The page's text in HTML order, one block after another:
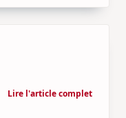
Lire l'article complet